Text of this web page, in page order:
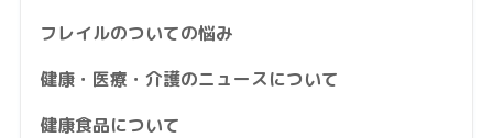
フレイルのついての悩み
健康・医療・介護のニュースについて
健康食品について